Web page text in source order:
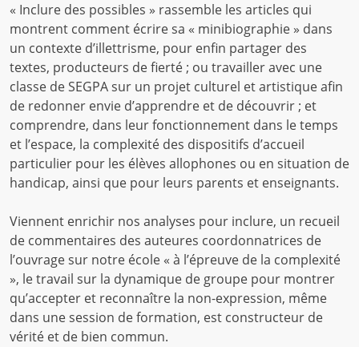
« Inclure des possibles » rassemble les articles qui
montrent comment écrire sa « minibiographie » dans
un contexte d’illettrisme, pour enfin partager des
textes, producteurs de fierté ; ou travailler avec une
classe de SEGPA sur un projet culturel et artistique afin
de redonner envie d’apprendre et de découvrir ; et
comprendre, dans leur fonctionnement dans le temps
et l’espace, la complexité des dispositifs d’accueil
particulier pour les élèves allophones ou en situation de
handicap, ainsi que pour leurs parents et enseignants.
Viennent enrichir nos analyses pour inclure, un recueil
de commentaires des auteures coordonnatrices de
l’ouvrage sur notre école « à l’épreuve de la complexité
», le travail sur la dynamique de groupe pour montrer
qu’accepter et reconnaître la non-expression, même
dans une session de formation, est constructeur de
vérité et de bien commun.